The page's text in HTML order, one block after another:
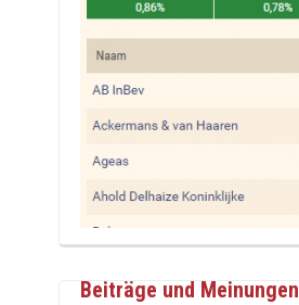
Beiträge und Meinungen